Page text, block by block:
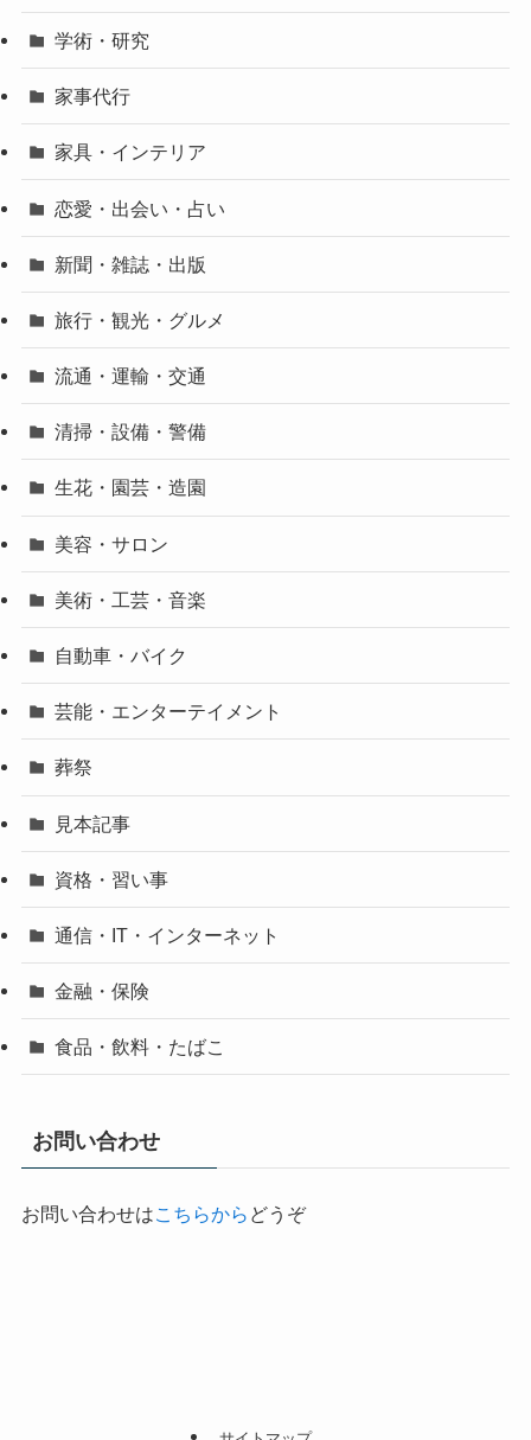
学術・研究
家事代行
家具・インテリア
恋愛・出会い・占い
新聞・雑誌・出版
旅行・観光・グルメ
流通・運輸・交通
清掃・設備・警備
生花・園芸・造園
美容・サロン
美術・工芸・音楽
自動車・バイク
芸能・エンターテイメント
葬祭
見本記事
資格・習い事
通信・IT・インターネット
金融・保険
食品・飲料・たばこ
お問い合わせ
お問い合わせはこちらから どうぞ